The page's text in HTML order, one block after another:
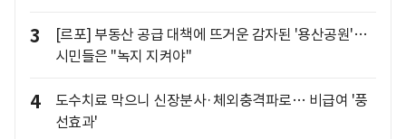
3
[르포] 부동산 공급 대책에 뜨거운 감자된 '용산공원'…
시민들은 "녹지 지켜야"
4
도수치료 막으니 신장분사·체외충격파로… 비급여 '풍
선효과'